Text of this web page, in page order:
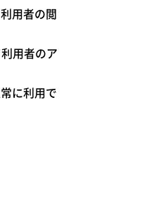
用者の閲
用者のア
に利用で